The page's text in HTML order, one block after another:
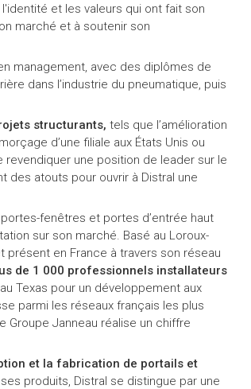
et les valeurs qui ont fait son
marché et à soutenir son
management, avec des diplômes de
dans l’industrie du pneumatique, puis
structurants, tels que l’amélioration
d’une filiale aux États Unis ou
une position de leader sur le
des atouts pour ouvrir à Distral une
fenêtres et portes d’entrée haut
sur son marché. Basé au Loroux-
présent en France à travers son réseau
de 1 000 professionnels installateurs
Texas pour un développement aux
parmi les réseaux français les plus
Groupe Janneau réalise un chiffre
et la fabrication de portails et
produits, Distral se distingue par une